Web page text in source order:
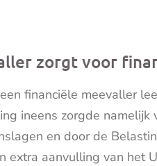
zorgt voor
financiële meevaller
ineens zorgde
en door de
extra aanvulling van het